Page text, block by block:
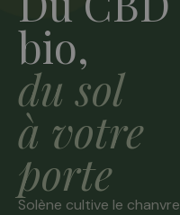
bio,
du sol
à votre
porte
Solène cultive le chanvre